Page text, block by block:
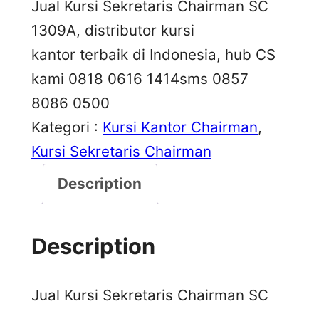
Jual Kursi Sekretaris Chairman SC
1309A, distributor kursi
kantor terbaik di Indonesia, hub CS
kami 0818 0616 1414sms 0857
8086 0500
Kategori : Kursi Kantor Chairman
Kursi Sekretaris Chairman
Description
Description
Jual Kursi Sekretaris Chairman SC